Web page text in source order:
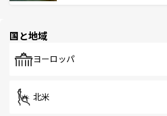
で、ホーカーズは地元の風情を
国と地域
ヨーロッパ
北米